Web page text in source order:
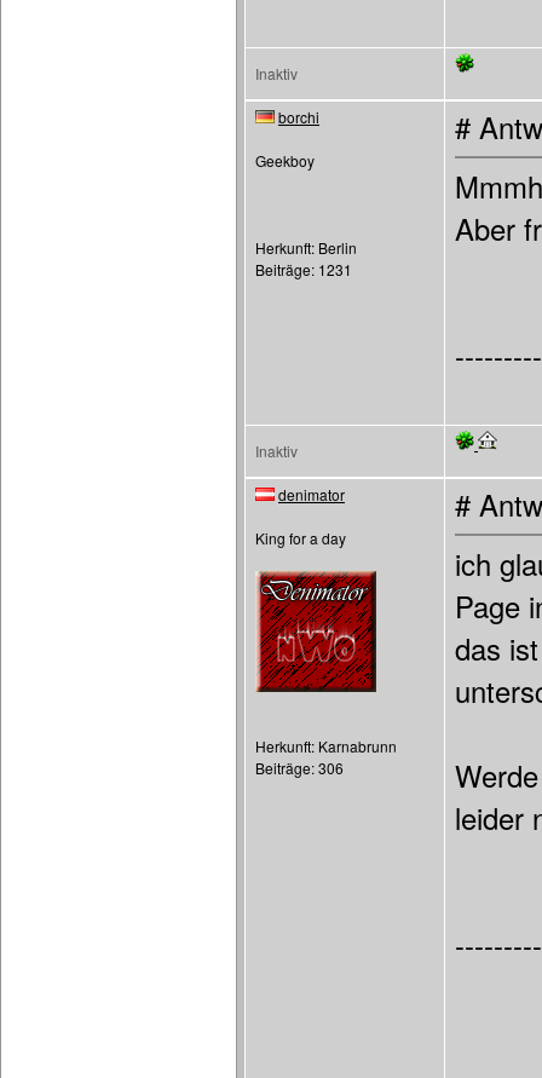
Inaktiv
borchi
Geekboy
Herkunft: Berlin
Beiträge: 1231
#
Aber
Inaktiv
denimator
King for a day
Herkunft: Karnabrunn
Beiträge: 306
#
ich
Page
das
leider